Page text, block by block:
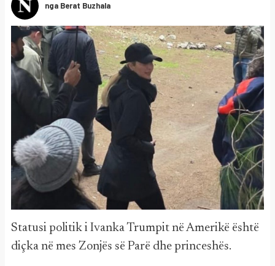
nga Berat Buzhala
Statusi politik i Ivanka Trumpit në Amerikë është
diçka në mes Zonjës së Parë dhe princeshës.